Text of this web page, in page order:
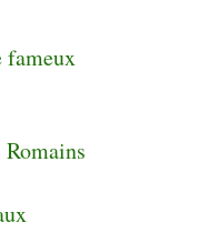
fameux